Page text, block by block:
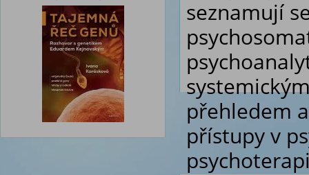
seznamují
přehledem
přístupy v